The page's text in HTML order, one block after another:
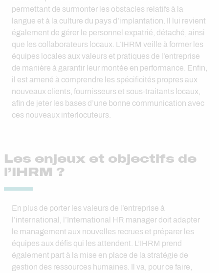
permettant de surmonter les obstacles relatifs à la
langue et à la culture du pays d’implantation. Il lui revient
également de gérer le personnel expatrié, détaché, ainsi
que les collaborateurs locaux. L’IHRM veille à former les
équipes locales aux valeurs et pratiques de l’entreprise
de manière à garantir leur montée en performance. Enfin,
il est amené à comprendre les spécificités propres aux
nouveaux clients, fournisseurs et sous-traitants locaux,
afin de jeter les bases d’une bonne communication avec
ces nouveaux interlocuteurs.
Les enjeux et objectifs de
l’IHRM ?
En plus de porter les valeurs de l’entreprise à
l’international, l’International HR manager doit adapter
le management aux nouvelles recrues et préparer les
équipes aux défis qui les attendent. L’IHRM prend
également part à la mise en place de la stratégie de
gestion des ressources humaines. Il va, pour ce faire,